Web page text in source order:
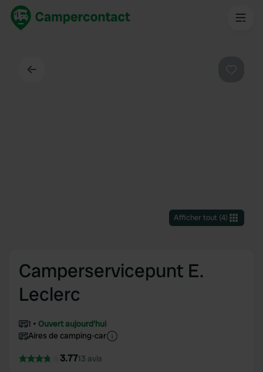
Afficher tout(4)
Camperservicepunt E.
Leclerc
1
Ouvert aujourd'hui
Aires de camping-car
3.7713 avis